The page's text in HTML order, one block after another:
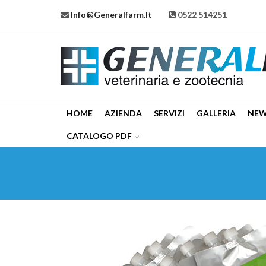
Info@generalfarm.it 0522 514251
HOME AZIENDA SERVIZI GALLERIA
CATALOGO PDF